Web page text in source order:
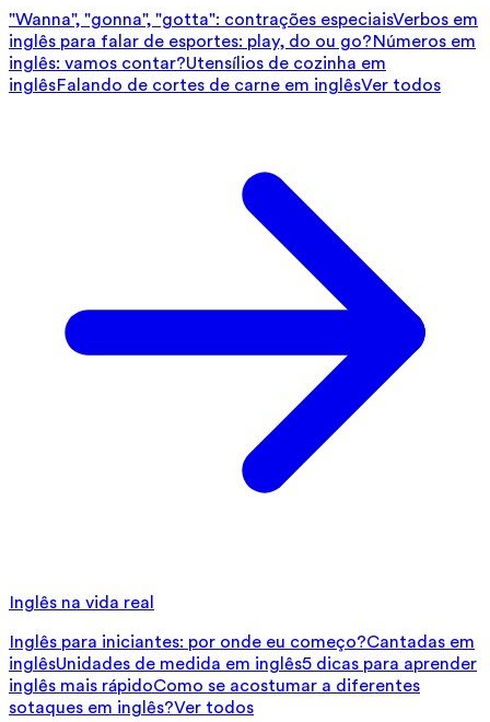
"Wanna", "gonna", "gotta": contrações especiaisVerbos em
inglês para falar de esportes: play, do ou go?Números em
inglês: vamos contar?Utensílios de cozinha em
inglêsFalando de cortes de carne em inglêsVer todos
Inglês na vida real
Inglês para iniciantes: por onde eu começo?Cantadas em
inglêsUnidades de medida em inglês5 dicas para aprender
inglês mais rápidoComo se acostumar a diferentes
sotaques em inglês?Ver todos